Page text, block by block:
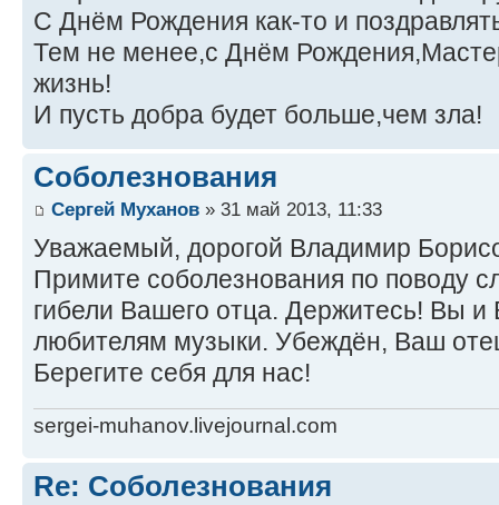
С Днём Рождения как-то и
Тем не менее,с Днём
жизнь!
И пусть добра будет больше,чем зла!
Соболезнования
Сергей Муханов » 31 май 2013, 11:33
Уважаемый, дорогой Владимир
Примите соболезнования по поводу
гибели Вашего отца. Держитесь! Вы
любителям музыки. Убеждён, Ваш
Берегите себя для нас!
sergei-muhanov.livejournal.com
Re: Соболезнования